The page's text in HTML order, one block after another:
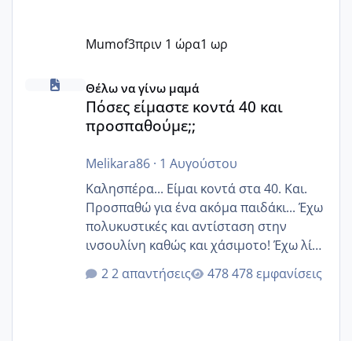
Mumof3πριν 1 ώρα1 ωρ
Πόσες είμαστε κοντά 40 και προσπαθούμε;;
Θέλω να γίνω μαμά
Πόσες είμαστε κοντά 40 και
προσπαθούμε;;
Melikara86· 1 Αυγούστου
Καλησπέρα... Είμαι κοντά στα 40. Και.
Προσπαθώ για ένα ακόμα παιδάκι... Έχω
πολυκυστικές και αντίσταση στην
ινσουλίνη καθώς και χάσιμοτο! Έχω λίγα
κιλά παραπάνω και όσο κ αν προσπαθώ
δεν χάνω εύκολα! Προσπαθώ για ακόμη
2 απαντήσεις 478 εμφανίσεις